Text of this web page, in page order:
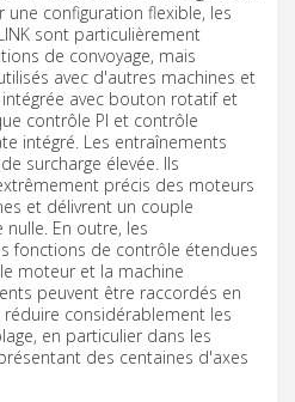
une configuration flexible, les
sont particulièrement
de convoyage, mais
avec d'autres machines et
avec bouton rotatif et
contrôle PI et contrôle
intégré. Les entraînements
surcharge élevée. Ils
précis des moteurs
et délivrent un couple
En outre, les
fonctions de contrôle étendues
moteur et la machine
peuvent être raccordés en
considérablement les
en particulier dans les
des centaines d'axes